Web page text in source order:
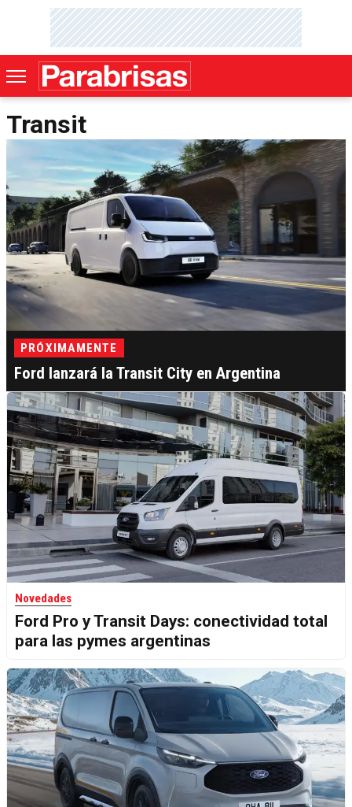
Transit
PRÓXIMAMENTE
Ford lanzará la Transit City en Argentina
Novedades
Ford Pro y Transit Days: conectividad total
para las pymes argentinas